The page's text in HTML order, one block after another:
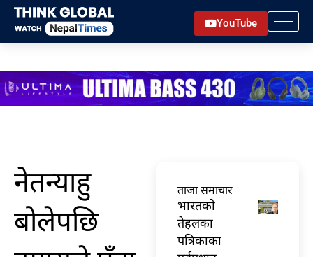
Skip
content
YouTube
नेतन्याहु
बोलेपछि
ताजा समाचार
भारतकाे
तेहलका
पत्रिकाका